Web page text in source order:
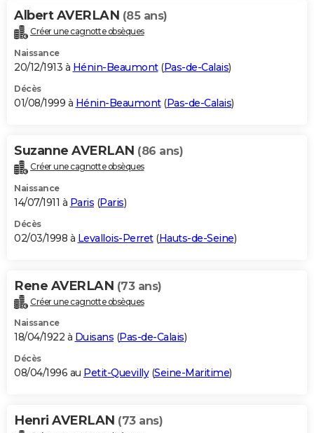
Albert AVERLAN (85 ans)
Créer une cagnotte obsèques
Naissance
20/12/1913 à Hénin-Beaumont(Pas-de-Calais)
Décès
01/08/1999 à Hénin-Beaumont(Pas-de-Calais)
Suzanne AVERLAN (86 ans)
Créer une cagnotte obsèques
Naissance
14/07/1911 à Paris (Paris)
Décès
02/03/1998 à Levallois-Perret(Hauts-de-Seine)
Rene AVERLAN (73 ans)
Créer une cagnotte obsèques
Naissance
18/04/1922 à Duisans (Pas-de-Calais)
Décès
08/04/1996 au Petit-Quevilly(Seine-Maritime)
Henri AVERLAN (73 ans)